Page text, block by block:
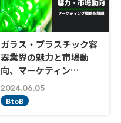
ガラス・プラスチック容
器業界の魅力と市場動
向、マーケティン…
2024.06.05
BtoB